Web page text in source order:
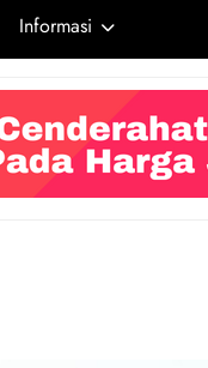
Informasi